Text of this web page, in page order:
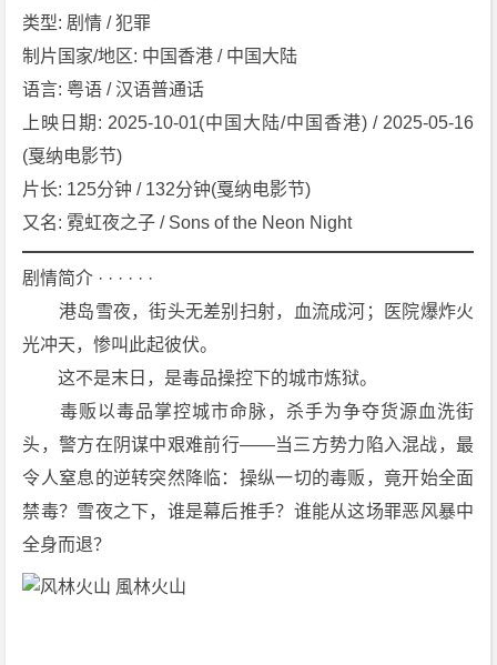
0
[剧
[香
4
K
下
类型: 剧情 / 犯罪
制片国家/地区: 中国香港 / 中国大陆
语言: 粤语 / 汉语普通话
上映日期: 2025-10-01(中国大陆/中国香港) / 2025-05-16
(戛纳电影节)
片长: 125分钟 / 132分钟(戛纳电影节)
又名: 霓虹夜之子 / Sons of the Neon Night
剧情简介 · · · · · ·
港岛雪夜，街头无差别扫射，血流成河；医院爆炸火
光冲天，惨叫此起彼伏。
这不是末日，是毒品操控下的城市炼狱。
毒贩以毒品掌控城市命脉，杀手为争夺货源血洗街
头，警方在阴谋中艰难前行——当三方势力陷入混战，最
令人窒息的逆转突然降临：操纵一切的毒贩，竟开始全面
禁毒？雪夜之下，谁是幕后推手？谁能从这场罪恶风暴中
全身而退？